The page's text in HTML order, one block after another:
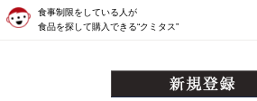
食事制限をしている人が
食品を探して購入できる“クミタス”